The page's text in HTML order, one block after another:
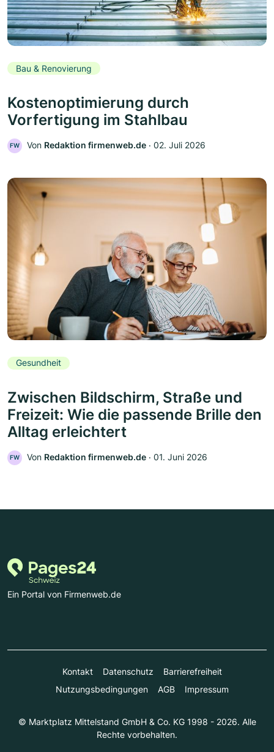
Bau & Renovierung
Kostenoptimierung durch
Vorfertigung im Stahlbau
FW Von Redaktion firmenweb.de ‧ 02. Juli 2026
Gesundheit
Zwischen Bildschirm, Straße und
Freizeit: Wie die passende Brille den
Alltag erleichtert
FW Von Redaktion firmenweb.de ‧ 01. Juni 2026
Ein Portal von Firmenweb.de
Kontakt Datenschutz
Barrierefreiheit
Nutzungsbedingungen
AGB Impressum
© Marktplatz Mittelstand GmbH & Co. KG 1998 - 2026. Alle
Rechte vorbehalten.